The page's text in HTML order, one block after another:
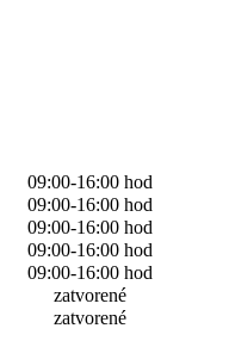
09:00-16:00 hod
09:00-16:00 hod
09:00-16:00 hod
09:00-16:00 hod
09:00-16:00 hod
zatvorené
zatvorené